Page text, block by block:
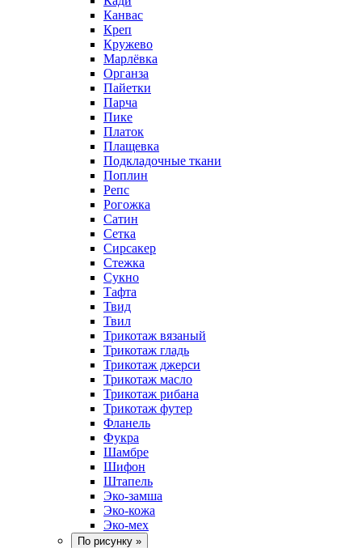
Канвас
Креп
Кружево
Марлёвка
Органза
Пайетки
Парча
Пике
Платок
Плащевка
Подкладочные ткани
Поплин
Репс
Рогожка
Сатин
Сетка
Сирсакер
Стежка
Сукно
Тафта
Твид
Твил
Трикотаж вязаный
Трикотаж гладь
Трикотаж джерси
Трикотаж масло
Трикотаж рибана
Трикотаж футер
Фланель
Фукра
Шамбре
Шифон
Штапель
Эко-замша
Эко-кожа
Эко-мех
По рисунку »